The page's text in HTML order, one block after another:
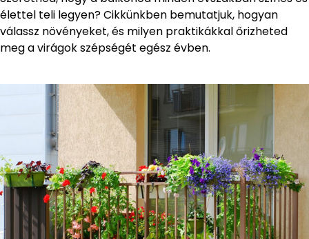
élettel teli legyen? Cikkünkben bemutatjuk, hogyan
válassz növényeket, és milyen praktikákkal őrizheted
meg a virágok szépségét egész évben.